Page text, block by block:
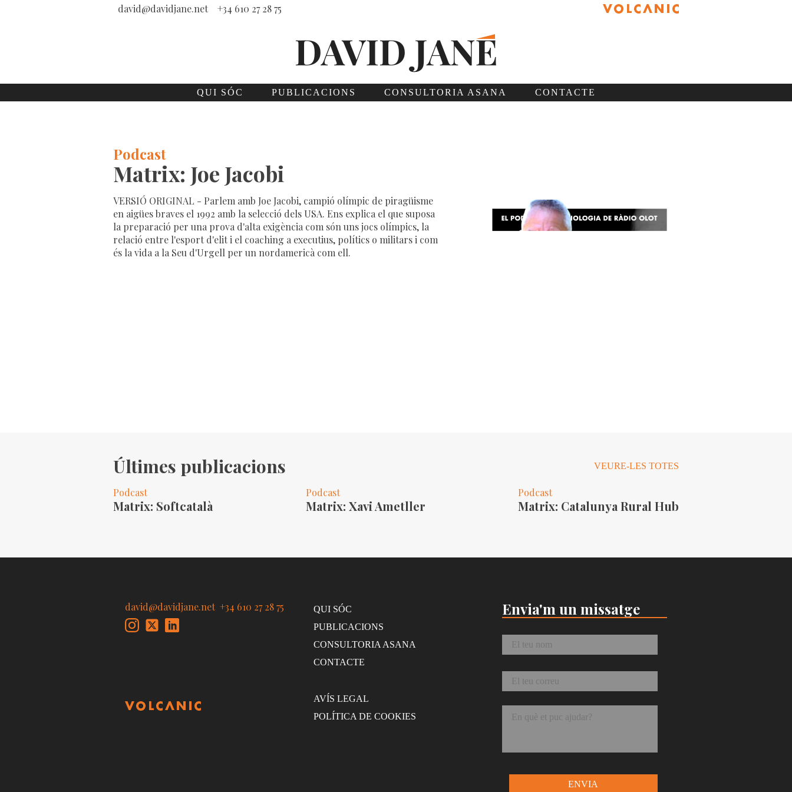
david@davidjane.net +34 610 27 28 75
QUI SÓC PUBLICACIONS CONSULTORIA ASANA CONTACTE
Podcast
Matrix: Joe Jacobi
VERSIÓ ORIGINAL - Parlem amb Joe Jacobi, campió olímpic de piragüisme
en aigües braves el 1992 amb la selecció dels USA. Ens explica el que suposa
la preparació per una prova d'alta exigència com són uns jocs olímpics, la
relació entre l'esport d'elit i el coaching a executius, polítics o militars i com
és la vida a la Seu d'Urgell per un nordamericà com ell.
Últimes publicacions VEURE-LES TOTES
Podcast
Matrix: Softcatalà
Podcast
Matrix: Xavi Ametller
Podcast
Matrix: Catalunya Rural Hub
david@davidjane.net +34 610 27 28 75
QUI SÓC
PUBLICACIONS
CONSULTORIA ASANA
CONTACTE
AVÍS LEGAL
POLÍTICA DE COOKIES
Envia'm un missatge
Nom *
Correu *
Missatge *